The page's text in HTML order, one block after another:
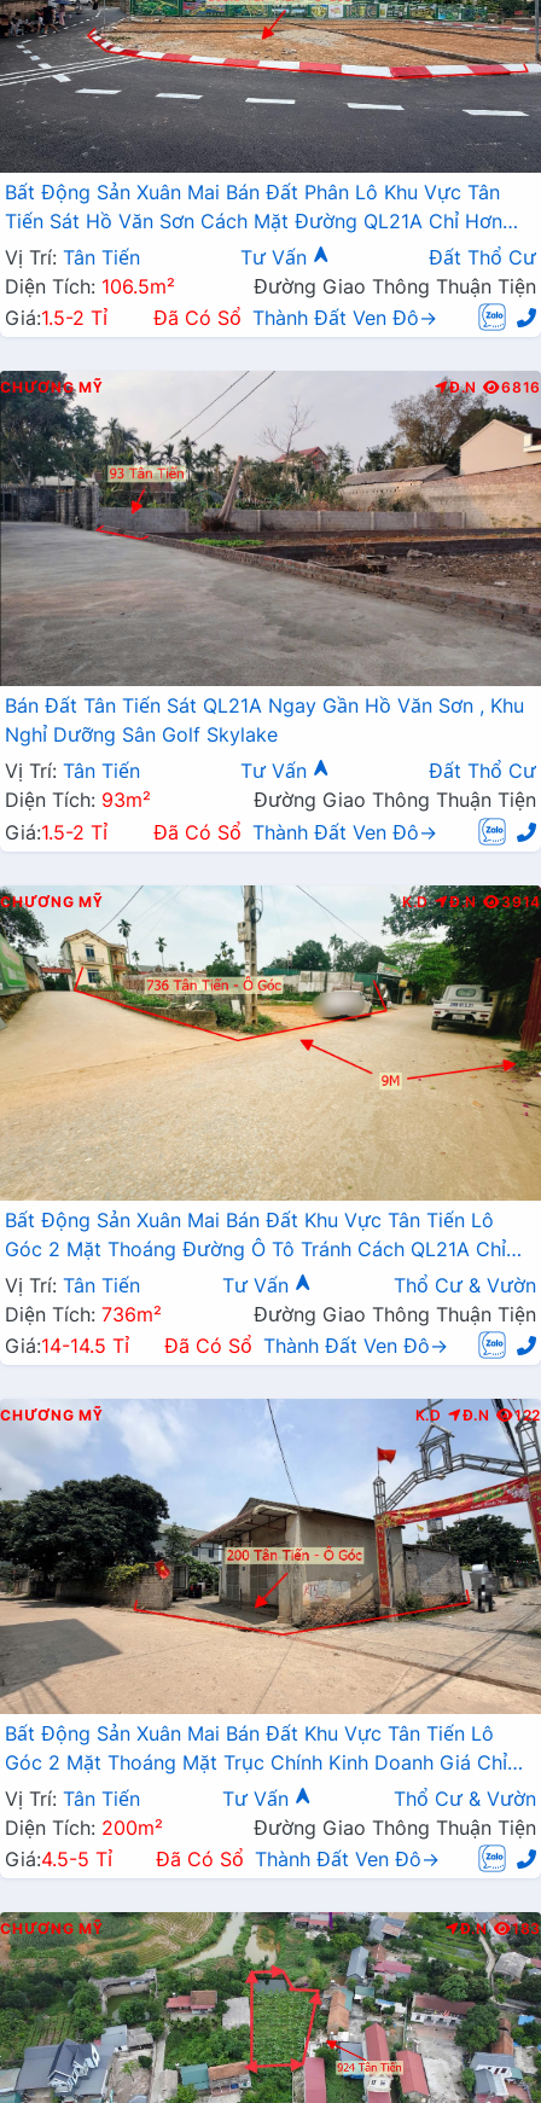
Bất Động Sản Xuân Mai Bán Đất Phân Lô Khu Vực Tân
Tiến Sát Hồ Văn Sơn Cách Mặt Đường QL21A Chỉ Hơn
100m
Vị Trí: Tân Tiến Tư Vấn
Đất Thổ Cư
Diện Tích: 106.5m²
Đường Giao Thông Thuận Tiện
Giá:1.5-2 Tỉ Đã Có Sổ Thành Đất Ven Đô→
CHƯƠNG MỸ Đ.N 6816
Bán Đất Tân Tiến Sát QL21A Ngay Gần Hồ Văn Sơn , Khu
Nghỉ Dưỡng Sân Golf Skylake
Vị Trí: Tân Tiến Tư Vấn
Đất Thổ Cư
Diện Tích: 93m²
Đường Giao Thông Thuận Tiện
Giá:1.5-2 Tỉ Đã Có Sổ Thành Đất Ven Đô→
CHƯƠNG MỸ K.D Đ.N 3914
Bất Động Sản Xuân Mai Bán Đất Khu Vực Tân Tiến Lô
Góc 2 Mặt Thoáng Đường Ô Tô Tránh Cách QL21A Chỉ
Vài Trăm Mét
Vị Trí: Tân Tiến Tư Vấn
Thổ Cư & Vườn
Diện Tích: 736m²
Đường Giao Thông Thuận Tiện
Giá:14-14.5 Tỉ Đã Có Sổ Thành Đất Ven Đô→
CHƯƠNG MỸ K.D Đ.N 122
Bất Động Sản Xuân Mai Bán Đất Khu Vực Tân Tiến Lô
Góc 2 Mặt Thoáng Mặt Trục Chính Kinh Doanh Giá Chỉ
Vài Tỷ
Vị Trí: Tân Tiến Tư Vấn
Thổ Cư & Vườn
Diện Tích: 200m²
Đường Giao Thông Thuận Tiện
Giá:4.5-5 Tỉ Đã Có Sổ Thành Đất Ven Đô→
CHƯƠNG MỸ Đ.N 183